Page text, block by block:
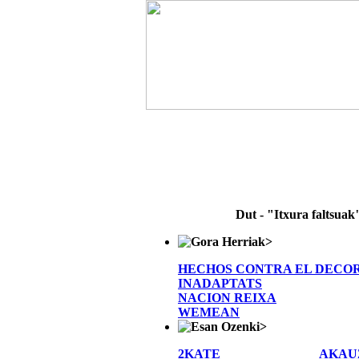
Dut - "Itxura
>
HECHOS CONTRA EL
INADAPTATS
NACION REIXA
WEMEAN
>
2KATE